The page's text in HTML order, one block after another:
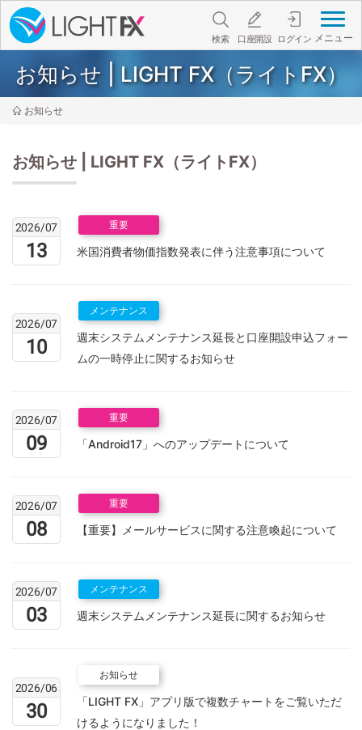
メニュー
検索 口座開設 ログイン
お知らせ | LIGHT FX（ライトFX）
お知らせ
お知らせ | LIGHT FX（ライトFX）
2026/07
13
重要
米国消費者物価指数発表に伴う注意事項について
2026/07
10
メンテナンス
週末システムメンテナンス延長と口座開設申込フォー
ムの一時停止に関するお知らせ
2026/07
09
重要
「Android17」へのアップデートについて
2026/07
08
重要
【重要】メールサービスに関する注意喚起について
2026/07
03
メンテナンス
週末システムメンテナンス延長に関するお知らせ
2026/06
30
お知らせ
「LIGHT FX」アプリ版で複数チャートをご覧いただ
けるようになりました！